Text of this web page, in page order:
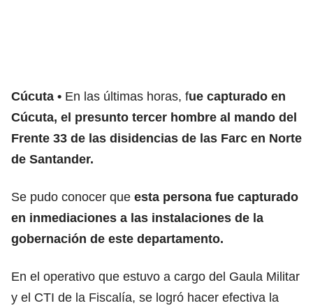
Cúcuta En las últimas horas, fue capturado en
Cúcuta, el presunto tercer hombre al mando del
Frente 33 de las disidencias de las Farc en Norte
de Santander.
Se pudo conocer que esta persona fue capturado
en inmediaciones a las instalaciones de la
gobernación de este departamento.
En el operativo que estuvo a cargo del Gaula Militar
y el CTI de la Fiscalía, se logró hacer efectiva la